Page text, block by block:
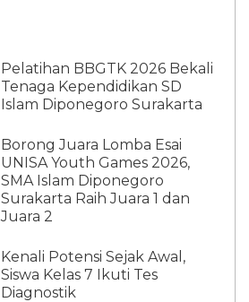
Pelatihan BBGTK 2026 Bekali
Tenaga Kependidikan SD
Islam Diponegoro Surakarta
Borong Juara Lomba Esai
UNISA Youth Games 2026,
SMA Islam Diponegoro
Surakarta Raih Juara 1 dan
Juara 2
Kenali Potensi Sejak Awal,
Siswa Kelas 7 Ikuti Tes
Diagnostik